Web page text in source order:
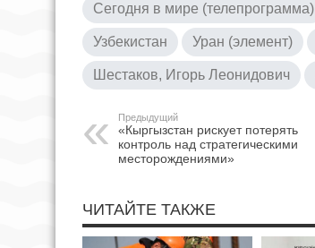
Сегодня в мире (телепрограмма)
Узбекистан Уран (элемент)
Шестаков, Игорь Леонидович
Предыдущий
«Кыргызстан рискует потерять
контроль над стратегическими
месторождениями»
ЧИТАЙТЕ ТАКЖЕ